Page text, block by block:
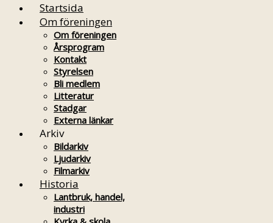
Startsida
Om föreningen
Om föreningen
Årsprogram
Kontakt
Styrelsen
Bli medlem
Litteratur
Stadgar
Externa länkar
Arkiv
Bildarkiv
Ljudarkiv
Filmarkiv
Historia
Lantbruk, handel,
industri